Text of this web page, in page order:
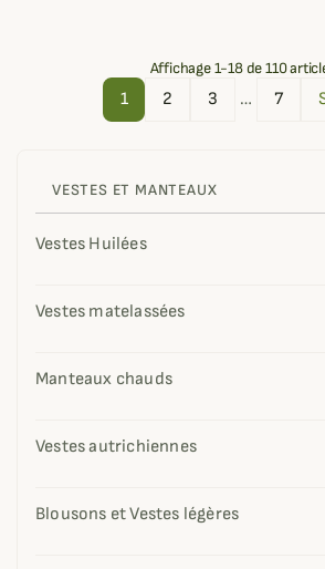
VESTES ET MANTEAUX
Vestes Huilées
Vestes matelassées
Manteaux chauds
Vestes autrichiennes
Blousons et Vestes légères
Affichage 1-18 de 110
1 2 3 … 7